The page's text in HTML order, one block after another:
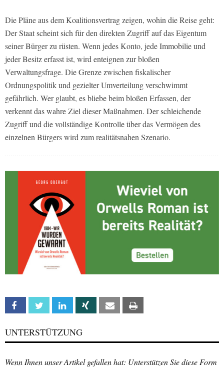
Die Pläne aus dem Koalitionsvertrag zeigen, wohin die Reise geht:
Der Staat scheint sich für den direkten Zugriff auf das Eigentum
seiner Bürger zu rüsten. Wenn jedes Konto, jede Immobilie und
jeder Besitz erfasst ist, wird enteignen zur bloßen
Verwaltungsfrage. Die Grenze zwischen fiskalischer
Ordnungspolitik und gezielter Umverteilung verschwimmt
gefährlich. Wer glaubt, es bliebe beim bloßen Erfassen, der
verkennt das wahre Ziel dieser Maßnahmen. Der schleichende
Zugriff und die vollständige Kontrolle über das Vermögen des
einzelnen Bürgers wird zum realitätsnahen Szenario.
Facebook Twitter Linkedin Xing Email
UNTERSTÜTZUNG
Wenn Ihnen unser Artikel gefallen hat: Unterstützen Sie diese Form